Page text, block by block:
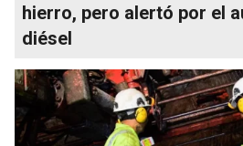
hierro, pero alertó por el
diésel